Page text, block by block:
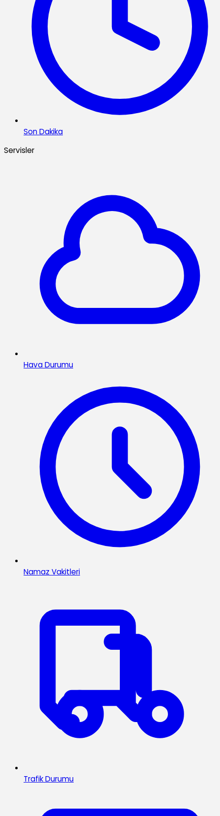
Son Dakika
Servisler
Hava Durumu
Namaz Vakitleri
Trafik Durumu